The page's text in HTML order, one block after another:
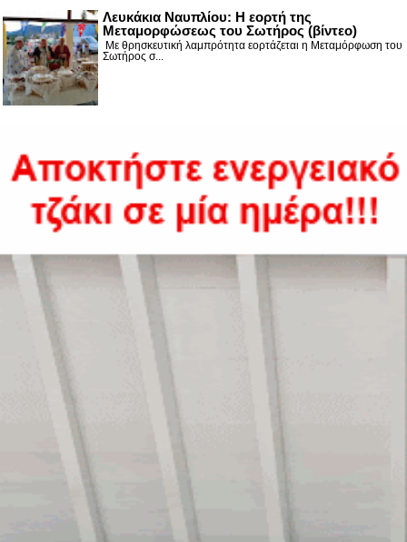
Λευκάκια Ναυπλίου: Η εορτή της
Μεταμορφώσεως του Σωτήρος (βίντεο)
Με θρησκευτική λαμπρότητα εορτάζεται η Μεταμόρφωση του
Σωτήρος σ...